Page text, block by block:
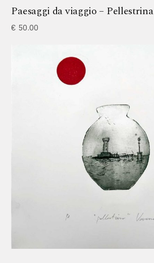
Paesaggi da viaggio – Pellestrina
€ 50.00